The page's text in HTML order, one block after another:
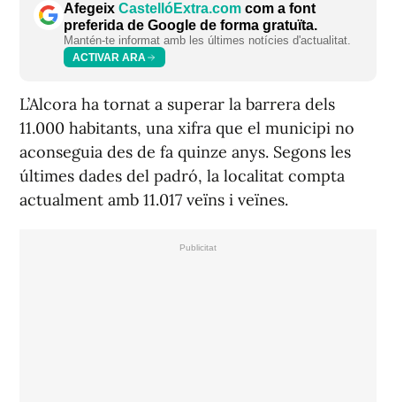
Afegeix CastellóExtra.com com a font
preferida de Google de forma gratuïta.
Mantén-te informat amb les últimes notícies d'actualitat.
ACTIVAR ARA
L’Alcora ha tornat a superar la barrera dels
11.000 habitants, una xifra que el municipi no
aconseguia des de fa quinze anys. Segons les
últimes dades del padró, la localitat compta
actualment amb 11.017 veïns i veïnes.